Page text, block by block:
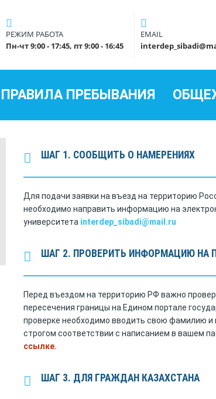
РЕЖИМ РАБОТА
Пн-чт 9:00 - 17:45, пт 9:00 - 16:45
EMAIL
ПРАВИЛА ПРЕБЫВАНИЯ
ШАГ 1. СООБЩИТЬ О НАМЕРЕНИЯХ
Для подачи заявки на въезд на территорию
необходимо направить информацию на
университета interdep_sibadi@mail.ru
ШАГ 2. ПРОВЕРИТЬ ИНФОРМАЦИЮ НА
Перед въездом на территорию РФ важно
пересечения границы на Едином портале
проверке необходимо вводить свою фамилию и
строгом соответствии с написанием в вашем
ссылке.
ШАГ 3. ДЛЯ ГРАЖДАН КАЗАХСТАНА